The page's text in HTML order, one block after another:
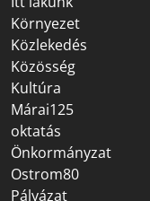
Környezet
Közlekedés
Közösség
Kultúra
Márai125
oktatás
Önkormányzat
Ostrom80
Pályázat